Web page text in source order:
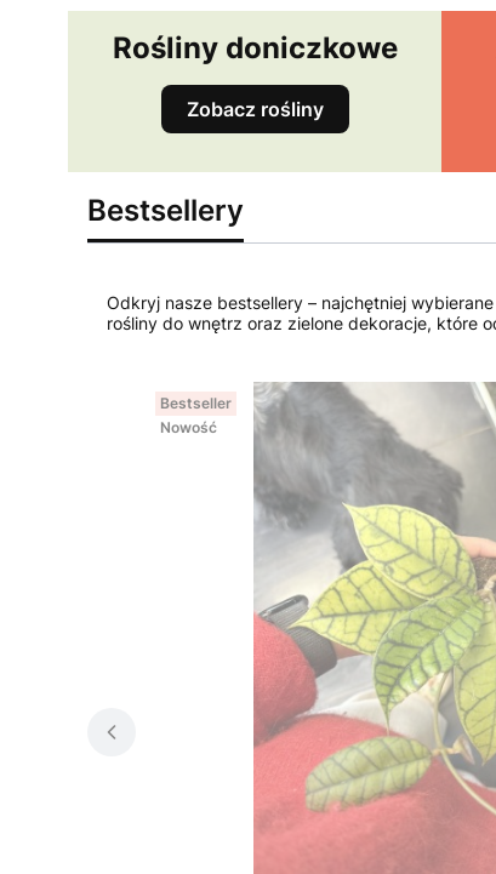
Rośliny doniczkowe
Zobacz rośliny
Bestsellery
Odkryj nasze bestsellery – najchętniej
rośliny do wnętrz oraz zielone dekoracje, które
Bestseller
Nowość